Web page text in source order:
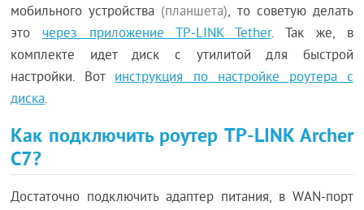
мобильного устройства (планшета), то советую делать
эточерез приложение TP-LINK Tether. Так же, в
комплекте идет диск с утилитой для быстрой
настройки. Вотинструкция по настройке роутера с
диска.
Как подключить роутер TP-LINK Archer
C7?
Достаточно подключить адаптер питания, в WAN-порт